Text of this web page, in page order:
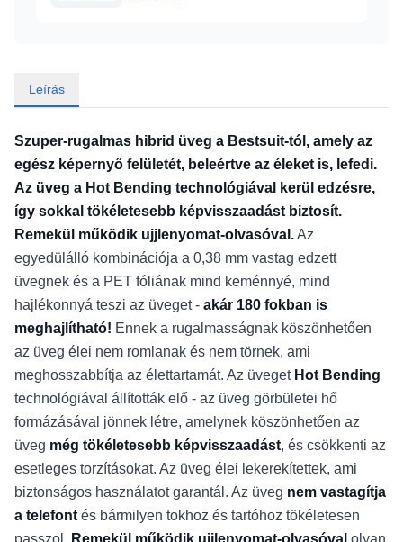
Leírás
Szuper-rugalmas hibrid üveg a Bestsuit-tól, amely az
egész képernyő felületét, beleértve az éleket is, lefedi.
Az üveg a Hot Bending technológiával kerül edzésre,
így sokkal tökéletesebb képvisszaadást biztosít.
Remekül működik ujjlenyomat-olvasóval.Az
egyedülálló kombinációja a 0,38 mm vastag edzett
üvegnek és a PET fóliának mind keménnyé, mind
hajlékonnyá teszi az üveget - akár 180 fokban is
meghajlítható! Ennek a rugalmasságnak köszönhetően
az üveg élei nem romlanak és nem törnek, ami
meghosszabbítja az élettartamát. Az üveget Hot Bending
technológiával állították elő - az üveg görbületei hő
formázásával jönnek létre, amelynek köszönhetően az
üveg még tökéletesebb képvisszaadást, és csökkenti az
esetleges torzításokat. Az üveg élei lekerekítettek, ami
biztonságos használatot garantál. Az üveg nem vastagítja
a telefont és bármilyen tokhoz és tartóhoz tökéletesen
passzol.
Remekül működik ujjlenyomat-olvasóval olyan